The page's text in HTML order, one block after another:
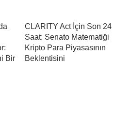
Bir
CLARITY Act İçin Son 24
Saat: Senato Matematiği
Kripto Para Piyasasının
Beklentisini